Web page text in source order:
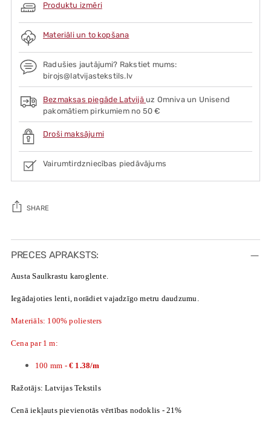
Produktu izmēri
Materiāli un to kopšana
Radušies jautājumi? Rakstiet mums:
birojs@latvijastekstils.lv
Bezmaksas piegāde Latvijā uz Omniva un Unisend
pakomātiem pirkumiem no 50 €
Droši maksājumi
Vairumtirdzniecības piedāvājums
SHARE
Adding
product
your
PRECES APRAKSTS:
Austa Saulkrastu karoglente.
Iegādajoties lenti, norādiet vajadzīgo metru daudzumu.
Materiāls: 100% poliesters
Cena par 1 m:
100 mm - € 1.38/m
Ražotājs: Latvijas Tekstils
Cenā iekļauts pievienotās vērtības nodoklis - 21%